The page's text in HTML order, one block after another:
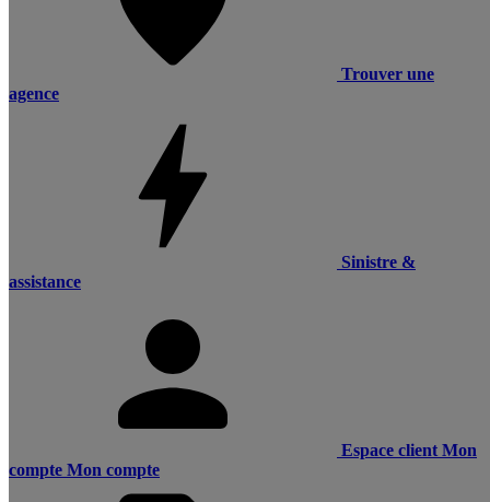
Trouver une
agence
Sinistre &
assistance
Espace client Mon
compte Mon compte